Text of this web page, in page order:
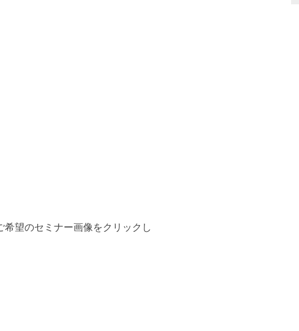
希望のセミナー画像をクリックし